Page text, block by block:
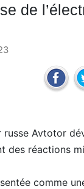
de
russe Avtotor
des réactions
comme